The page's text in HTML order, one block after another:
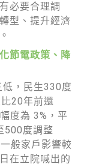
必要合理調
型、提升經濟
節電政策、降
，民生330度
20年前還
度為 3%，平
500度調整
般家戶影響較
在立院喊出的